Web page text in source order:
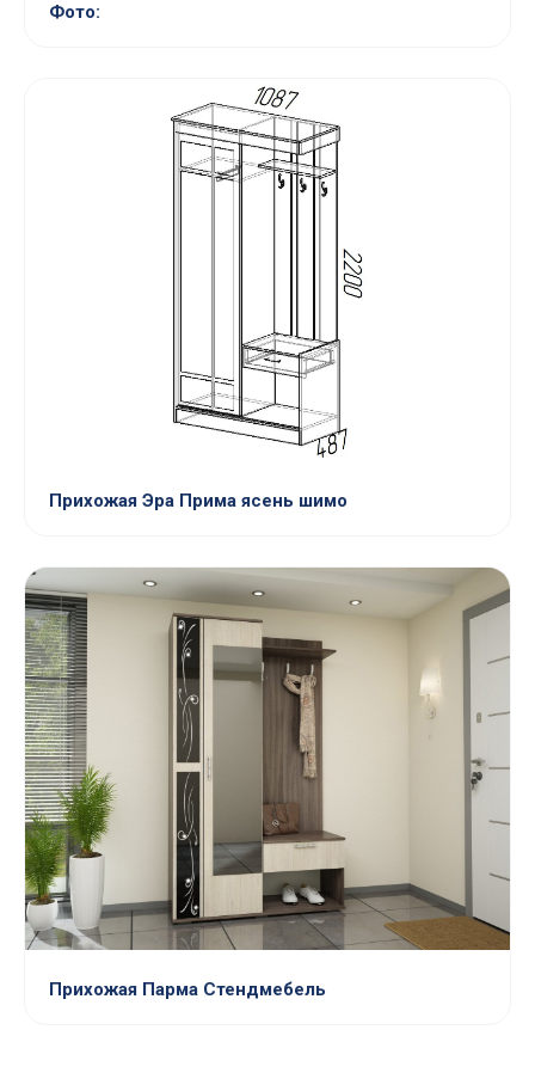
Фото:
Прихожая Эра Прима ясень шимо
Прихожая Парма Стендмебель